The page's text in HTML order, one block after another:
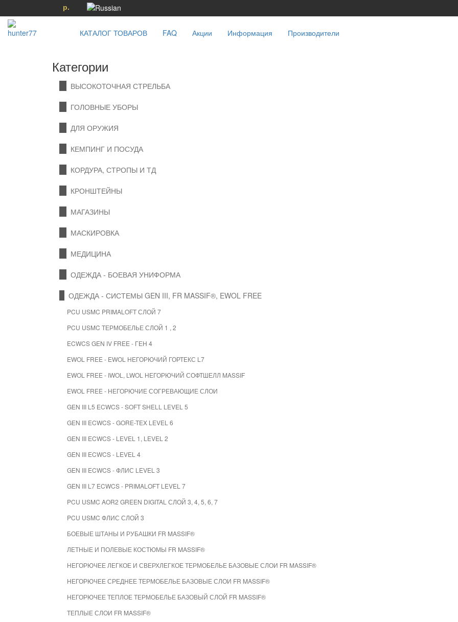
р.
КАТАЛОГ ТОВАРОВ FAQ Акции Информация Производители
Категории
ВЫСОКОТОЧНАЯ СТРЕЛЬБА
ГОЛОВНЫЕ УБОРЫ
ДЛЯ ОРУЖИЯ
КЕМПИНГ И ПОСУДА
КОРДУРА, СТРОПЫ И ТД
КРОНШТЕЙНЫ
МАГАЗИНЫ
МАСКИРОВКА
МЕДИЦИНА
ОДЕЖДА - БОЕВАЯ УНИФОРМА
ОДЕЖДА - СИСТЕМЫ GEN III, FR MASSIF®, EWOL FREE
PCU USMC PRIMALOFT СЛОЙ 7
PCU USMC ТЕРМОБЕЛЬЕ СЛОЙ 1 , 2
ECWCS GEN IV FREE - ГЕН 4
EWOL FREE - EWOL НЕГОРЮЧИЙ ГОРТЕКС L7
EWOL FREE - IWOL, LWOL НЕГОРЮЧИЙ СОФТШЕЛЛ MASSIF
EWOL FREE - НЕГОРЮЧИЕ СОГРЕВАЮЩИЕ СЛОИ
GEN III L5 ECWCS - SOFT SHELL LEVEL 5
GEN III ECWCS - GORE-TEX LEVEL 6
GEN III ECWCS - LEVEL 1, LEVEL 2
GEN III ECWCS - LEVEL 4
GEN III ECWCS - ФЛИС LEVEL 3
GEN III L7 ECWCS - PRIMALOFT LEVEL 7
PCU USMC AOR2 GREEN DIGITAL СЛОЙ 3, 4, 5, 6, 7
PCU USMC ФЛИС СЛОЙ 3
БОЕВЫЕ ШТАНЫ И РУБАШКИ FR MASSIF®
ЛЕТНЫЕ И ПОЛЕВЫЕ КОСТЮМЫ FR MASSIF®
НЕГОРЮЧЕЕ ЛЕГКОЕ И СВЕРХЛЕГКОЕ ТЕРМОБЕЛЬЕ БАЗОВЫЕ СЛОИ FR MASSIF®
НЕГОРЮЧЕЕ СРЕДНЕЕ ТЕРМОБЕЛЬЕ БАЗОВЫЕ СЛОИ FR MASSIF®
НЕГОРЮЧЕЕ ТЕПЛОЕ ТЕРМОБЕЛЬЕ БАЗОВЫЙ СЛОЙ FR MASSIF®
ТЕПЛЫЕ СЛОИ FR MASSIF®